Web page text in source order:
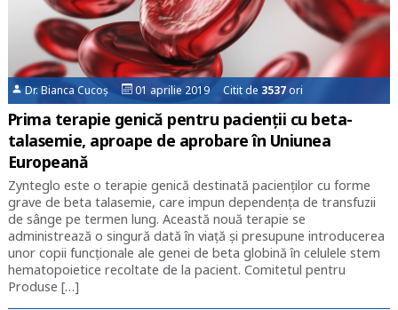
Dr. Bianca Cucoș 01 aprilie 2019 Citit de 3537ori
Prima terapie genică pentru pacienții cu beta-
talasemie, aproape de aprobare în Uniunea
Europeană
Zynteglo este o terapie genică destinată pacienților cu forme
grave de beta talasemie, care impun dependența de transfuzii
de sânge pe termen lung. Această nouă terapie se
administrează o singură dată în viață și presupune introducerea
unor copii funcționale ale genei de beta globină în celulele stem
hematopoietice recoltate de la pacient. Comitetul pentru
Produse […]